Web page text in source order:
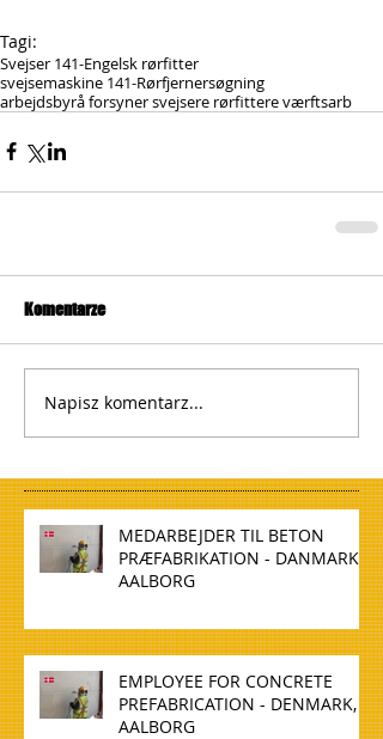
Tagi:
Svejser 141-Engelsk rørfitter
svejsemaskine 141-Rørfjernersøgning
arbejdsbyrå forsyner svejsere rørfittere værftsarb
Komentarze
Napisz komentarz...
MEDARBEJDER TIL BETON
PRÆFABRIKATION - DANMARK,
AALBORG
EMPLOYEE FOR CONCRETE
PREFABRICATION - DENMARK,
AALBORG